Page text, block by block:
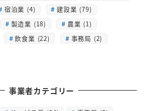
宿泊業 (4)
建設業 (79)
製造業 (18)
農業 (1)
飲食業 (22)
事務局 (2)
事業者カテゴリー